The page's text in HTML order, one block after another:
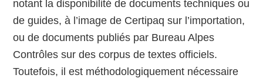
notant la disponibilité de documents techniques ou
de guides, à l’image de Certipaq sur l’importation,
ou de documents publiés par Bureau Alpes
Contrôles sur des corpus de textes officiels.
Toutefois, il est méthodologiquement nécessaire